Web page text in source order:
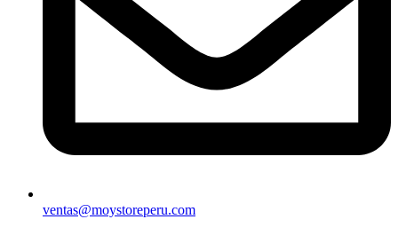
ventas@moystoreperu.com